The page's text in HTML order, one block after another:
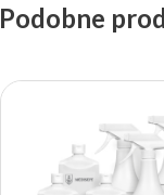
Podobne